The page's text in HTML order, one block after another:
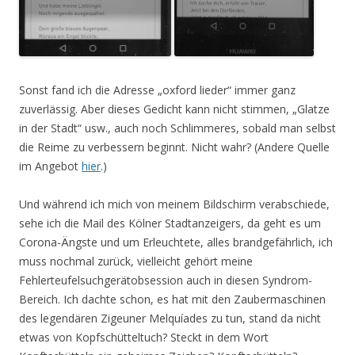
Sonst fand ich die Adresse „oxford lieder“ immer ganz
zuverlässig. Aber dieses Gedicht kann nicht stimmen, „Glatze
in der Stadt“ usw., auch noch Schlimmeres, sobald man selbst
die Reime zu verbessern beginnt. Nicht wahr? (Andere Quelle
im Angebot hier.)
Und während ich mich von meinem Bildschirm verabschiede,
sehe ich die Mail des Kölner Stadtanzeigers, da geht es um
Corona-Ängste und um Erleuchtete, alles brandgefährlich, ich
muss nochmal zurück, vielleicht gehört meine
Fehlerteufelsuchgerätobsession auch in diesen Syndrom-
Bereich. Ich dachte schon, es hat mit den Zaubermaschinen
des legendären Zigeuner Melquíades zu tun, stand da nicht
etwas von Kopfschütteltuch? Steckt in dem Wort